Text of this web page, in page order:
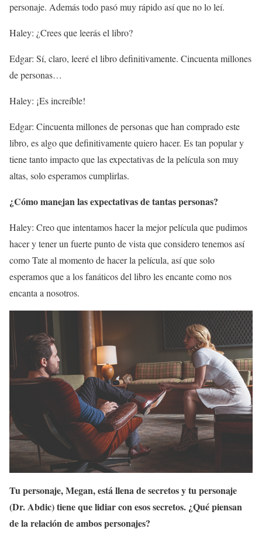
personaje. Además todo pasó muy rápido así que no lo leí.
Haley: ¿Crees que leerás el libro?
Edgar: Sí, claro, leeré el libro definitivamente. Cincuenta millones
de personas…
Haley: ¡Es increíble!
Edgar: Cincuenta millones de personas que han comprado este
libro, es algo que definitivamente quiero hacer. Es tan popular y
tiene tanto impacto que las expectativas de la película son muy
altas, solo esperamos cumplirlas.
¿Cómo manejan las expectativas de tantas personas?
Haley: Creo que intentamos hacer la mejor película que pudimos
hacer y tener un fuerte punto de vista que considero tenemos así
como Tate al momento de hacer la película, así que solo
esperamos que a los fanáticos del libro les encante como nos
encanta a nosotros.
Tu personaje, Megan, está llena de secretos y tu personaje
(Dr. Abdic) tiene que lidiar con esos secretos. ¿Qué piensan
de la relación de ambos personajes?